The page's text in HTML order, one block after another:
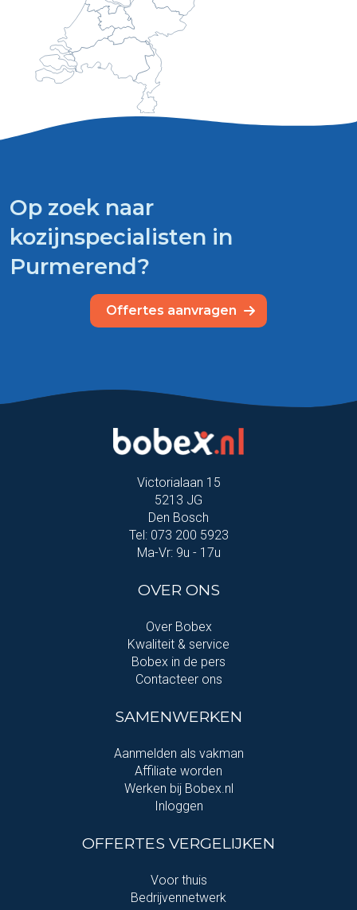
Op zoek naar
kozijnspecialisten in
Purmerend?
Offertes aanvragen
Victorialaan 15
5213 JG
Den Bosch
Tel: 073 200 5923
Ma-Vr: 9u - 17u
OVER ONS
Over Bobex
Kwaliteit & service
Bobex in de pers
Contacteer ons
SAMENWERKEN
Aanmelden als vakman
Affiliate worden
Werken bij Bobex.nl
Inloggen
OFFERTES VERGELIJKEN
Voor thuis
Bedrijvennetwerk